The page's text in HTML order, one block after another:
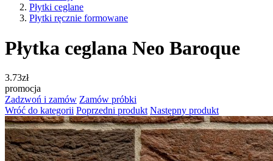
Płytki ceglane
Płytki ręcznie formowane
Płytka ceglana Neo Baroque
3.73zł
promocja
Zadzwoń i zamów Zamów próbki
Wróć do kategorii Poprzedni produkt Następny produkt